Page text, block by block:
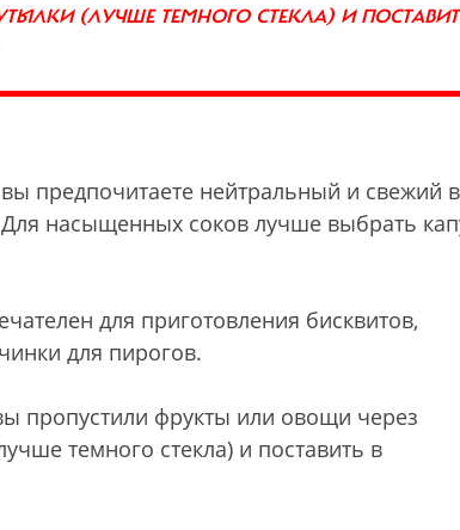
(ЛУЧШЕ ТЕМНОГО СТЕКЛА) И
предпочитаете нейтральный и свежий
насыщенных соков лучше выбрать
для приготовления бисквитов,
для пирогов.
пропустили фрукты или овощи через
темного стекла) и поставить в